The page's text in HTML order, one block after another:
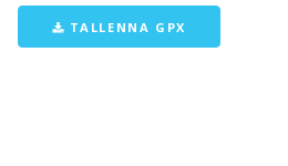
TALLENNA GPX